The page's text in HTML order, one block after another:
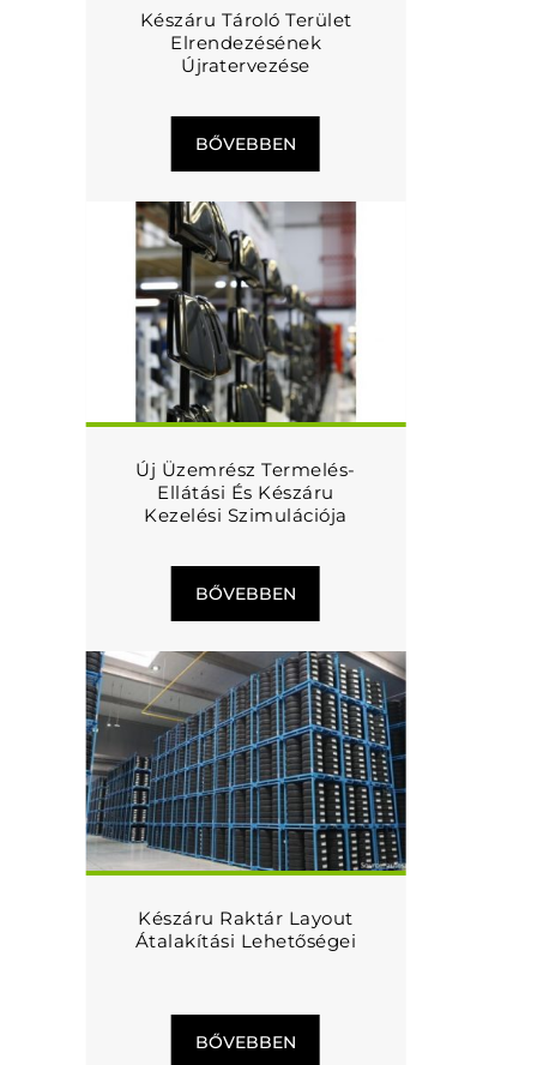
Készáru Tároló Terület
Elrendezésének
Újratervezése
BŐVEBBEN
Új Üzemrész Termelés-
Ellátási És Készáru
Kezelési Szimulációja
BŐVEBBEN
Készáru Raktár Layout
Átalakítási Lehetőségei
BŐVEBBEN